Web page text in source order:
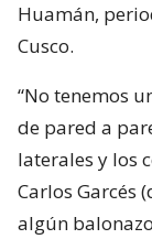
Huamán,
Cusco.
“No tenemos
de pared a
laterales y los
Carlos Garcés
algún